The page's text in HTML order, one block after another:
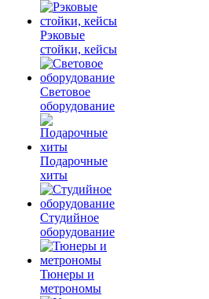
Рэковые
стойки, кейсы
Световое
оборудование
Подарочные
хиты
Студийное
оборудование
Тюнеры и
метрономы